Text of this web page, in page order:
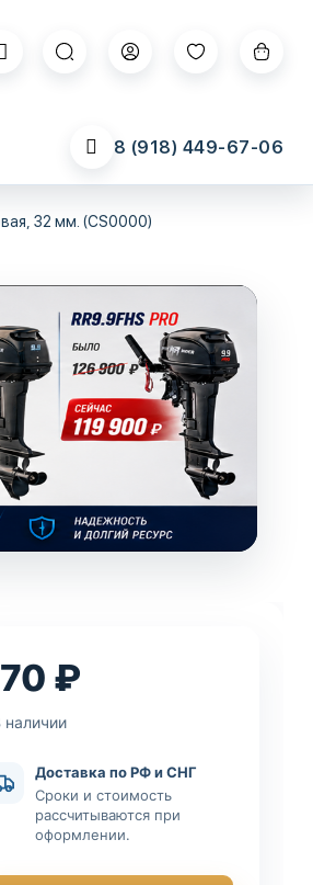
8 (918) 449-67-06
32 мм. (CS0000)
₽
наличии
Доставка по РФ и СНГ
Сроки и стоимость
рассчитываются при
оформлении.